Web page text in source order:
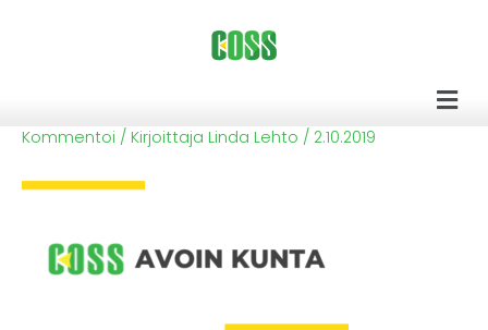
Kommentoi / Kirjoittaja Linda Lehto / 2.10.2019